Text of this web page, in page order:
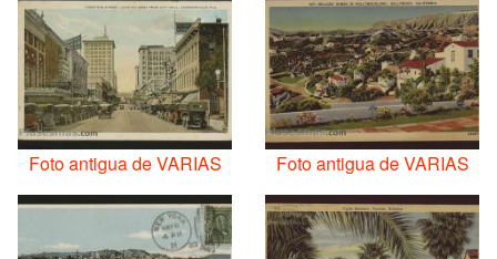
Foto antigua de VARIAS Foto antigua de VARIAS